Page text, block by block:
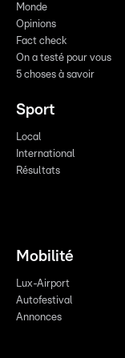
Monde
Opinions
Fact check
On a testé pour vous
5 choses à savoir
Sport
Local
International
Résultats
Mobilité
Lux-Airport
Autofestival
Annonces